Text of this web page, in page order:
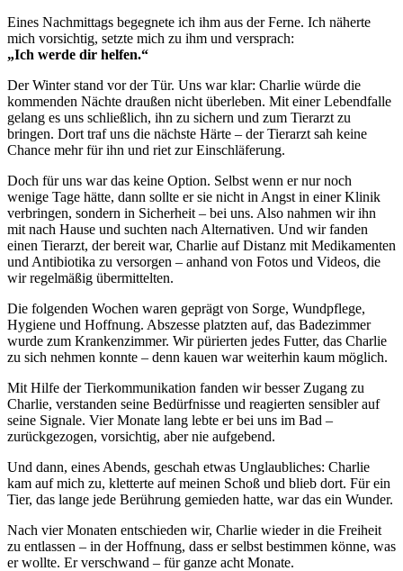
Eines Nachmittags begegnete ich ihm aus der Ferne. Ich näherte
mich vorsichtig, setzte mich zu ihm und versprach:
„Ich werde dir helfen.“
Der Winter stand vor der Tür. Uns war klar: Charlie würde die
kommenden Nächte draußen nicht überleben. Mit einer Lebendfalle
gelang es uns schließlich, ihn zu sichern und zum Tierarzt zu
bringen. Dort traf uns die nächste Härte – der Tierarzt sah keine
Chance mehr für ihn und riet zur Einschläferung.
Doch für uns war das keine Option. Selbst wenn er nur noch
wenige Tage hätte, dann sollte er sie nicht in Angst in einer Klinik
verbringen, sondern in Sicherheit – bei uns. Also nahmen wir ihn
mit nach Hause und suchten nach Alternativen. Und wir fanden
einen Tierarzt, der bereit war, Charlie auf Distanz mit Medikamenten
und Antibiotika zu versorgen – anhand von Fotos und Videos, die
wir regelmäßig übermittelten.
Die folgenden Wochen waren geprägt von Sorge, Wundpflege,
Hygiene und Hoffnung. Abszesse platzten auf, das Badezimmer
wurde zum Krankenzimmer. Wir pürierten jedes Futter, das Charlie
zu sich nehmen konnte – denn kauen war weiterhin kaum möglich.
Mit Hilfe der Tierkommunikation fanden wir besser Zugang zu
Charlie, verstanden seine Bedürfnisse und reagierten sensibler auf
seine Signale. Vier Monate lang lebte er bei uns im Bad –
zurückgezogen, vorsichtig, aber nie aufgebend.
Und dann, eines Abends, geschah etwas Unglaubliches: Charlie
kam auf mich zu, kletterte auf meinen Schoß und blieb dort. Für ein
Tier, das lange jede Berührung gemieden hatte, war das ein Wunder.
Nach vier Monaten entschieden wir, Charlie wieder in die Freiheit
zu entlassen – in der Hoffnung, dass er selbst bestimmen könne, was
er wollte. Er verschwand – für ganze acht Monate.